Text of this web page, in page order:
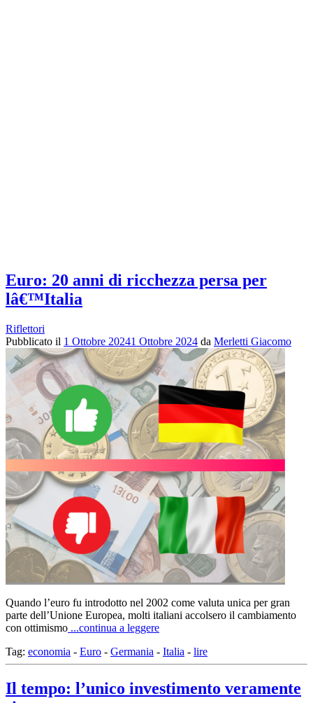
Euro: 20 anni di ricchezza persa per
lâ€™Italia
Riflettori
Pubblicato il 1 Ottobre 20241 Ottobre 2024 da Merletti Giacomo
Quando l’euro fu introdotto nel 2002 come valuta unica per gran
parte dell’Unione Europea, molti italiani accolsero il cambiamento
con ottimismo ...continua a leggere
Tag: economia - Euro - Germania - Italia - lire
Il tempo: l’unico investimento veramente